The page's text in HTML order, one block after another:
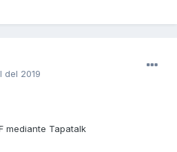
del 2019
mediante Tapatalk